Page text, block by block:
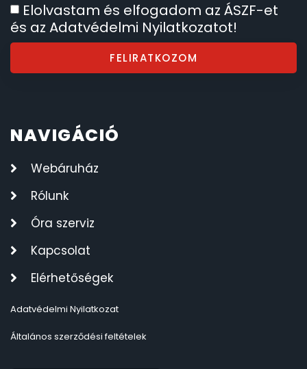
Elolvastam és elfogadom az ÁSZF-et
és az Adatvédelmi Nyilatkozatot!
FELIRATKOZOM
NAVIGÁCIÓ
Webáruház
Rólunk
Óra szerviz
Kapcsolat
Elérhetőségek
Adatvédelmi Nyilatkozat
Általános szerződési feltételek